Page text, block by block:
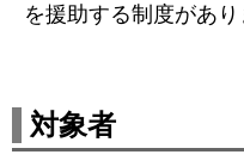
を援助する制度があり
対象者